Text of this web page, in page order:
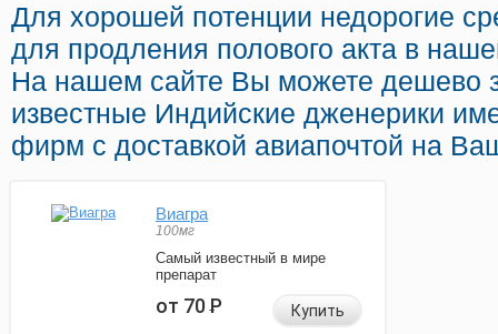
Для хорошей потенции недорогие
для продления полового акта в
На нашем сайте Вы можете дешево
известные Индийские дженерики
фирм с доставкой авиапочтой на
Виагра
100мг
Самый известный в мире
препарат
от 70Р Купить